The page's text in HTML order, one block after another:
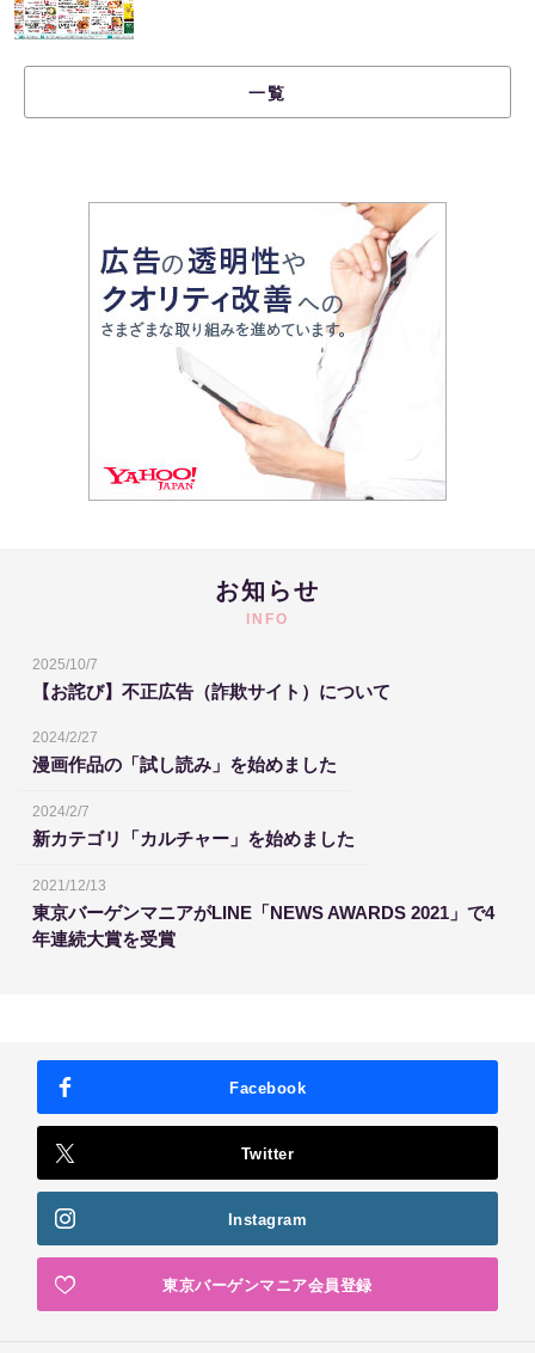
一覧
お知らせ
INFO
2025/10/7
【お詫び】不正広告（詐欺サイト）について
2024/2/27
漫画作品の「試し読み」を始めました
2024/2/7
新カテゴリ「カルチャー」を始めました
2021/12/13
東京バーゲンマニアがLINE「NEWS AWARDS 2021」で4
年連続大賞を受賞
Facebook
Twitter
Instagram
東京バーゲンマニア会員登録